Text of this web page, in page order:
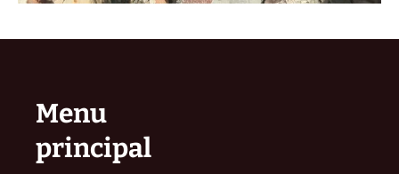
Menu
principal